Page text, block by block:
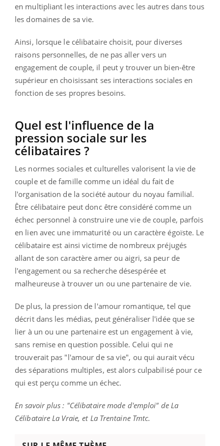
en multipliant les interactions avec les autres dans tous
les domaines de sa vie.
Ainsi, lorsque le célibataire choisit, pour diverses
raisons personnelles, de ne pas aller vers un
engagement de couple, il peut y trouver un bien-être
supérieur en choisissant ses interactions sociales en
fonction de ses propres besoins.
Quel est l'influence de la
pression sociale sur les
célibataires ?
Les normes sociales et culturelles valorisent la vie de
couple et de famille comme un idéal du fait de
l'organisation de la société autour du noyau familial.
Être célibataire peut donc être considéré comme un
échec personnel à construire une vie de couple, parfois
en lien avec une immaturité ou un caractère égoïste. Le
célibataire est ainsi victime de nombreux préjugés
allant de son caractère amer ou aigri, sa peur de
l'engagement ou sa recherche désespérée et
malheureuse à trouver un ou une partenaire de vie.
De plus, la pression de l'amour romantique, tel que
décrit dans les médias, peut généraliser l'idée que se
lier à un ou une partenaire est un engagement à vie,
sans remise en question possible. Celui qui ne
trouverait pas "l'amour de sa vie", ou qui aurait vécu
des séparations multiples, est alors culpabilisé pour ce
qui est perçu comme un échec.
En savoir plus : "Célibataire mode d'emploi" de La
Célibataire La Vraie, et La Trentaine Tmtc.